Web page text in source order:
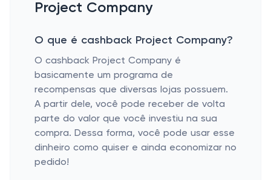
Project Company
O que é cashback Project Company?
O cashback Project Company é
basicamente um programa de
recompensas que diversas lojas possuem.
A partir dele, você pode receber de volta
parte do valor que você investiu na sua
compra. Dessa forma, você pode usar esse
dinheiro como quiser e ainda economizar no
pedido!